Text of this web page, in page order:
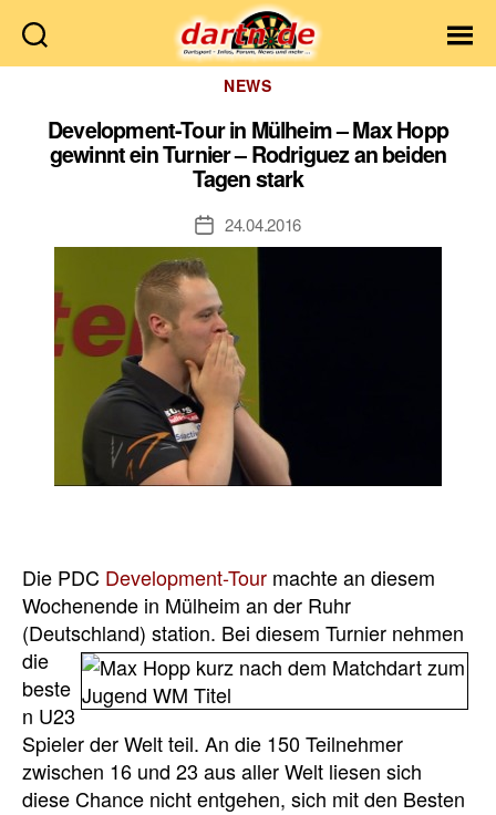
Dartn.de
Kategorien
NEWS
Development-Tour in Mülheim – Max Hopp
gewinnt ein Turnier – Rodriguez an beiden
Tagen stark
Veröffentlichungsdatum
24.04.2016
Die PDC Development-Tour machte an diesem
Wochenende in Mülheim an der Ruhr
(Deutschland) station. Bei diesem Turnier nehmen
die
beste
n U23
Spieler der Welt teil. An die 150 Teilnehmer
zwischen 16 und 23 aus aller Welt liesen sich
diese Chance nicht entgehen, sich mit den Besten